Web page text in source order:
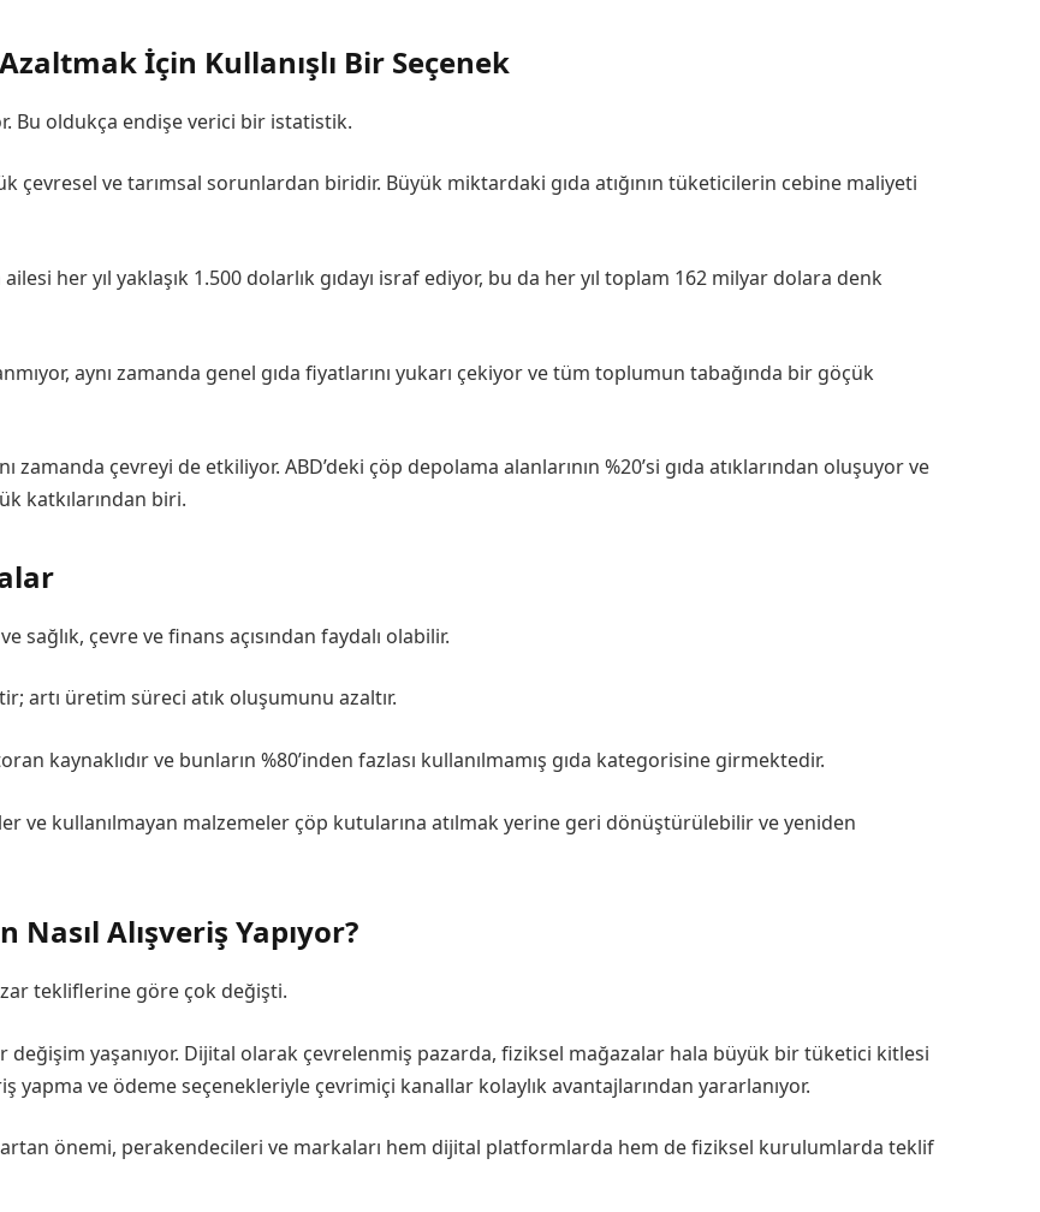
İçin Kullanışlı Bir Seçenek
Bu oldukça endişe verici bir istatistik.
çevresel ve tarımsal sorunlardan biridir. Büyük miktardaki gıda atığının tüketicilerin cebine maliyeti
her yıl yaklaşık 1.500 dolarlık gıdayı israf ediyor, bu da her yıl toplam 162 milyar dolara denk
aynı zamanda genel gıda fiyatlarını yukarı çekiyor ve tüm toplumun tabağında bir göçük
zamanda çevreyi de etkiliyor. ABD’deki çöp depolama alanlarının %20’si gıda atıklarından oluşuyor ve
katkılarından biri.
çevre ve finans açısından faydalı olabilir.
artı üretim süreci atık oluşumunu azaltır.
kaynaklıdır ve bunların %80’inden fazlası kullanılmamış gıda kategorisine girmektedir.
ve kullanılmayan malzemeler çöp kutularına atılmak yerine geri dönüştürülebilir ve yeniden
Alışveriş Yapıyor?
tekliflerine göre çok değişti.
yaşanıyor. Dijital olarak çevrelenmiş pazarda, fiziksel mağazalar hala büyük bir tüketici kitlesi
yapma ve ödeme seçenekleriyle çevrimiçi kanallar kolaylık avantajlarından yararlanıyor.
artan önemi, perakendecileri ve markaları hem dijital platformlarda hem de fiziksel kurulumlarda teklif